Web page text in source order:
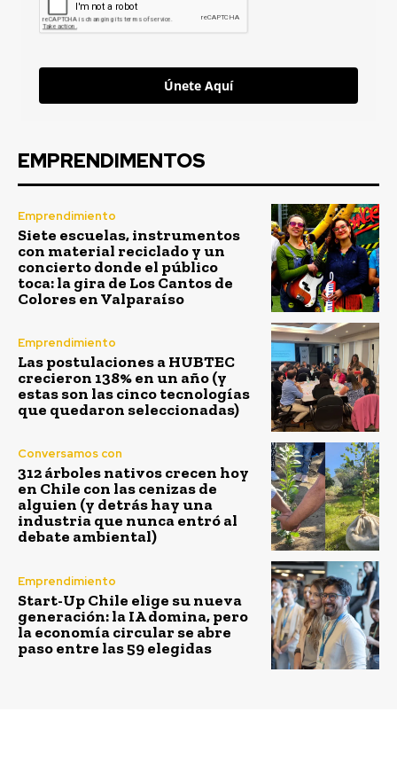
Únete Aquí
EMPRENDIMENTOS
Emprendimiento
Siete escuelas, instrumentos
con material reciclado y un
concierto donde el público
toca: la gira de Los Cantos de
Colores en Valparaíso
Emprendimiento
Las postulaciones a HUBTEC
crecieron 138% en un año (y
estas son las cinco tecnologías
que quedaron seleccionadas)
Conversamos con
312 árboles nativos crecen hoy
en Chile con las cenizas de
alguien (y detrás hay una
industria que nunca entró al
debate ambiental)
Emprendimiento
Start-Up Chile elige su nueva
generación: la IA domina, pero
la economía circular se abre
paso entre las 59 elegidas